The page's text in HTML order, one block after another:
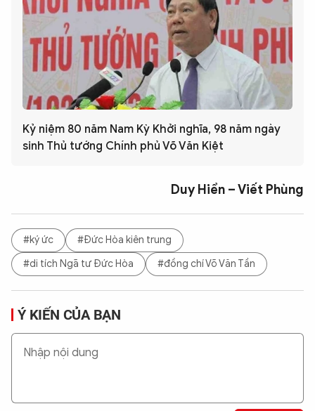
Kỷ niệm 80 năm Nam Kỳ Khởi nghĩa, 98 năm ngày
sinh Thủ tướng Chính phủ Võ Văn Kiệt
Duy Hiển – Viết Phùng
#ký ức
#Đức Hòa kiên trung
#di tích Ngã tư Đức Hòa
#đồng chí Võ Văn Tần
Ý KIẾN CỦA BẠN